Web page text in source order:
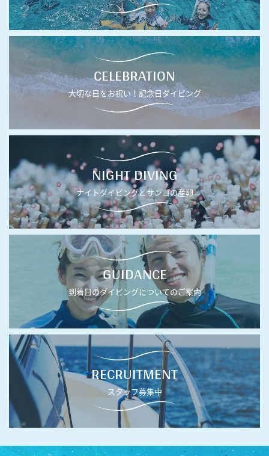
CELEBRATION
大切な日をお祝い！記念日ダイビング
NIGHT DIVING
ナイトダイビングとサンゴの産卵
GUIDANCE
到着日のダイビングについてのご案内
RECRUITMENT
スタッフ募集中